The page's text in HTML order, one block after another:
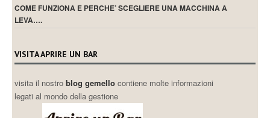
COME FUNZIONA E PERCHE’ SCEGLIERE UNA MACCHINA A
LEVA….
VISITA APRIRE UN BAR
visita il nostroblog gemellocontiene molte informazioni
legati al mondo della gestione